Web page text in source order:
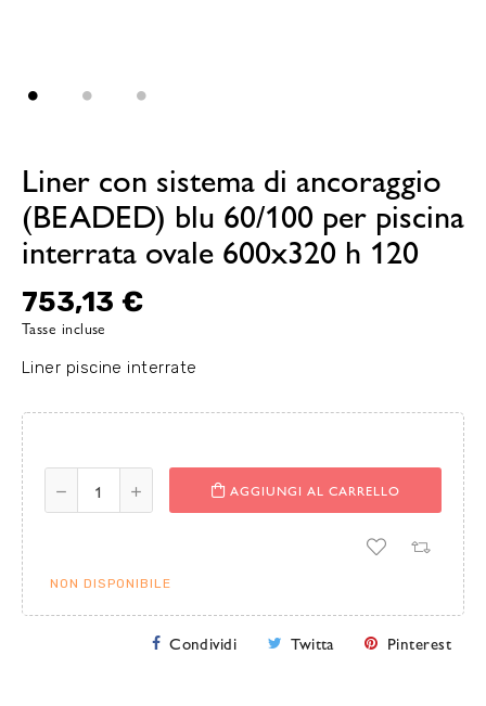
Liner con sistema di ancoraggio
(BEADED) blu 60/100 per piscina
interrata ovale 600x320 h 120
753,13 €
Tasse incluse
Liner piscine interrate
AGGIUNGI AL CARRELLO
NON DISPONIBILE
Condividi Twitta Pinterest